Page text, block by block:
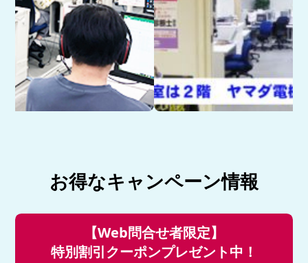
お得なキャンペーン情報
【Web問合せ者限定】
特別割引クーポンプレゼント中！